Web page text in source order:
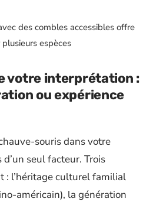
des combles accessibles offre
espèces
votre interprétation :
ou expérience
souris dans votre
seul facteur. Trois
: l’héritage culturel familial
américain), la génération